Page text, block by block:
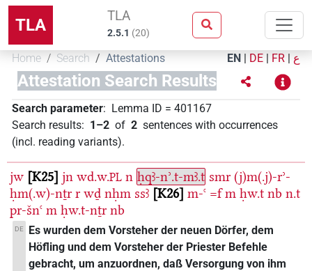
TLA TLA
2.5.1 (20)
Home Search Attestations EN | DE | FR | ع
Attestation Search Results
Search parameter: Lemma ID = 401167
Search results: 1–2 of 2 sentences with occurrences
(incl. reading variants).
jw K25 jn wd.w.PL n ḥqꜣ-nʾ.t-mꜣ.t smr (j)m(.j)-rʾ-
ḥm(.w)-nṯr r wḏ nḥm ssꜣ K26 m-ꜥ =f m ḥw.t nb n.t
pr-šnꜥ m ḥw.t-nṯr nb
DE
Es wurden dem Vorsteher der neuen Dörfer, dem
Höfling und dem Vorsteher der Priester Befehle
gebracht, um anzuordnen, daß Versorgung von ihm